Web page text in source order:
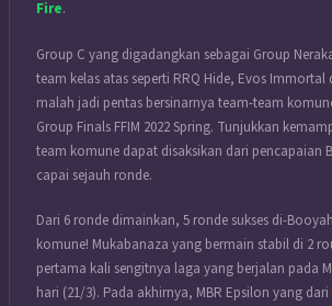
Fire.
Group C yang digadangkan sebagai Group
team kelas atas seperti RRQ Hide, Evos Immortal
malah jadi pentas bersinarnya team-team
Group Finals FFIM 2022 Spring. Tunjukkan
team komune dapat disaksikan dari pencapaian
capai sejauh ronde.
Dari 6 ronde dimainkan, 5 ronde sukses di-
komune! Mukabanaza yang bermain stabil di 2
pertama kali sengitnya laga yang berjalan pada
hari (21/3). Pada akhirnya, MBR Epsilon yang dari